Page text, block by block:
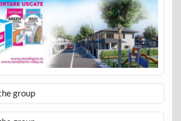
group